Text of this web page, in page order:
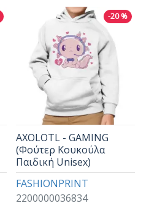
-20 %
FASHIONPRINT
2200000036834
AXOLOTL - GAMING
(Φούτερ Κουκούλα
Παιδική Unisex)